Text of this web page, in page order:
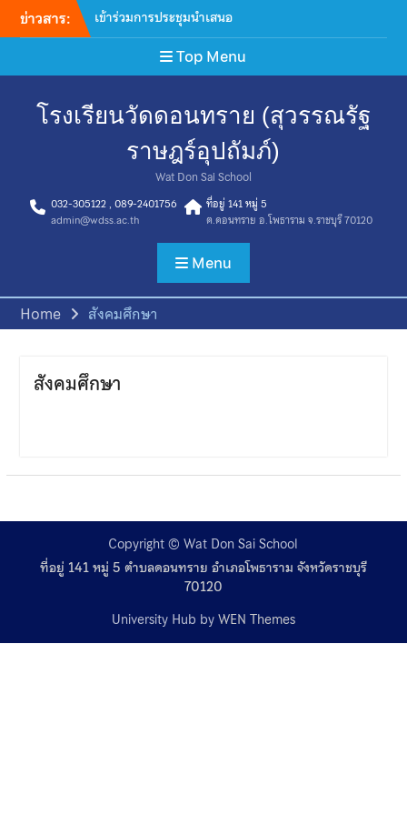
ข่าวสาร:
เข้าร่วมการประชุมนำเสนอ
โครงการในกองทุนหลักประกัน
สุขภาพเทศบาลตำบลดอน
ทราย
สนาม การจัดเก็บข้อมูลโครงกา
ปัญญาและความฉลาดของเด็ก
ไทย ประจำปี 2569
การขับเคลื่อนโรงพยาบาลส่ง
เสริมสุขภาพประจำตําบล ถอด
บทเรียนสังคมไทยไร้ยาสูบ
มอบเสื้อกีฬาจำนวน 30 ชุด ให้
แก่ โรงเรียนวัดดอนทราย
(สุวรรณรัฐราษฎร์อุปถัมภ์) เพื่อ
สนับสนุนการเข้าร่วมการ
กรรมการสภานักเรียน ปีการ
ราชูทิศ ราชบุรี
Top Menu
โรงเรียนวัดดอนทราย (สุวรรณรัฐ
ราษฎร์อุปถัมภ์)
Wat Don Sai School
032-305122 , 089-2401756
admin@wdss.ac.th
ที่อยู่ 141 หมู่ 5
ต.ดอนทราย อ.โพธาราม จ.ราชบุรี 70120
Menu
Home สังคมศึกษา
สังคมศึกษา
Copyright © Wat Don Sai School
ที่อยู่ 141 หมู่ 5 ตำบลดอนทราย อำเภอโพธาราม จังหวัดราชบุรี
70120
University Hub byWEN Themes